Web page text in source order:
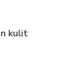
kulit